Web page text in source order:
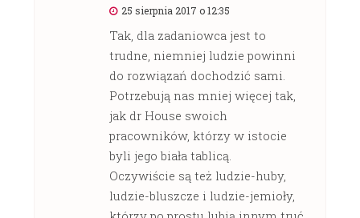
25 sierpnia 2017 o 12:35
Tak, dla zadaniowca jest to
trudne, niemniej ludzie powinni
do rozwiązań dochodzić sami.
Potrzebują nas mniej więcej tak,
jak dr House swoich
pracowników, którzy w istocie
byli jego biała tablicą.
Oczywiście są też ludzie-huby,
ludzie-bluszcze i ludzie-jemioły,